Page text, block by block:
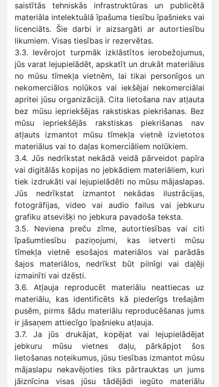
saistītās tehniskās infrastruktūras un publicētā
materiāla intelektuālā īpašuma tiesību īpašnieks vai
licenciāts. Šie darbi ir aizsargāti ar autortiesību
likumiem. Visas tiesības ir rezervētas.
3.3. Ievērojot turpmāk izklāstītos ierobežojumus,
jūs varat lejupielādēt, apskatīt un drukāt materiālus
no mūsu tīmekļa vietnēm, lai tikai personīgos un
nekomerciālos nolūkos vai iekšējai nekomerciālai
apritei jūsu organizācijā. Cita lietošana nav atļauta
bez mūsu iepriekšējas rakstiskas piekrišanas. Bez
mūsu iepriekšējās rakstiskas piekrišanas nav
atļauts izmantot mūsu tīmekļa vietnē izvietotos
materiālus vai to daļas komerciāliem nolūkiem.
3.4. Jūs nedrīkstat nekādā veidā pārveidot papīra
vai digitālās kopijas no jebkādiem materiāliem, kuri
tiek izdrukāti vai lejupielādēti no mūsu mājaslapas.
Jūs nedrīkstat izmantot nekādas ilustrācijas,
fotogrāfijas, video vai audio failus vai jebkuru
grafiku atsevišķi no jebkura pavadoša teksta.
3.5. Neviena preču zīme, autortiesības vai citi
īpašumtiesību paziņojumi, kas ietverti mūsu
tīmekļa vietnē esošajos materiālos vai parādās
šajos materiālos, nedrīkst būt pilnīgi vai daļēji
izmainīti vai dzēsti.
3.6. Atļauja reproducēt materiālu neattiecas uz
materiālu, kas identificēts kā piederīgs trešajām
pusēm, pirms šādu materiālu reproducēšanas jums
ir jāsaņem attiecīgo īpašnieku atļauja.
3.7. Ja jūs drukājat, kopējat vai lejupielādējat
jebkuru mūsu vietnes daļu, pārkāpjot šos
lietošanas noteikumus, jūsu tiesības izmantot mūsu
mājaslapu nekavējoties tiks pārtrauktas un jums
jāiznīcina visas jūsu tādējādi iegūto materiālu